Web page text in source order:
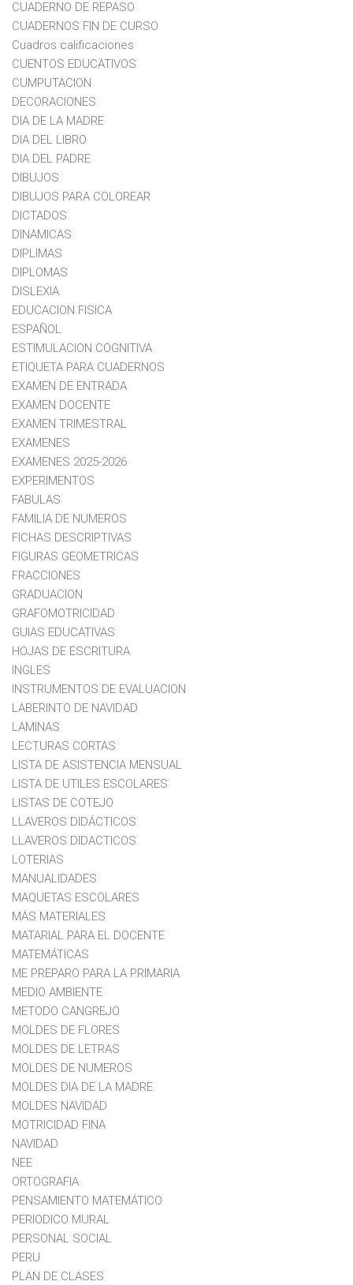
CUADERNO DE REPASO
CUADERNOS FIN DE CURSO
Cuadros calificaciones
CUENTOS EDUCATIVOS
CUMPUTACION
DECORACIONES
DIA DE LA MADRE
DIA DEL LIBRO
DIA DEL PADRE
DIBUJOS
DIBUJOS PARA COLOREAR
DICTADOS
DINAMICAS
DIPLIMAS
DIPLOMAS
DISLEXIA
EDUCACION FISICA
ESPAÑOL
ESTIMULACION COGNITIVA
ETIQUETA PARA CUADERNOS
EXAMEN DE ENTRADA
EXAMEN DOCENTE
EXAMEN TRIMESTRAL
EXAMENES
EXAMENES 2025-2026
EXPERIMENTOS
FABULAS
FAMILIA DE NUMEROS
FICHAS DESCRIPTIVAS
FIGURAS GEOMETRICAS
FRACCIONES
GRADUACION
GRAFOMOTRICIDAD
GUIAS EDUCATIVAS
HOJAS DE ESCRITURA
INGLES
INSTRUMENTOS DE EVALUACION
LABERINTO DE NAVIDAD
LAMINAS
LECTURAS CORTAS
LISTA DE ASISTENCIA MENSUAL
LISTA DE UTILES ESCOLARES
LISTAS DE COTEJO
LLAVEROS DIDÁCTICOS
LLAVEROS DIDACTICOS
LOTERIAS
MANUALIDADES
MAQUETAS ESCOLARES
MÁS MATERIALES
MATARIAL PARA EL DOCENTE
MATEMÁTICAS
ME PREPARO PARA LA PRIMARIA
MEDIO AMBIENTE
METODO CANGREJO
MOLDES DE FLORES
MOLDES DE LETRAS
MOLDES DE NUMEROS
MOLDES DIA DE LA MADRE
MOLDES NAVIDAD
MOTRICIDAD FINA
NAVIDAD
NEE
ORTOGRAFIA
PENSAMIENTO MATEMÁTICO
PERIODICO MURAL
PERSONAL SOCIAL
PERU
PLAN DE CLASES